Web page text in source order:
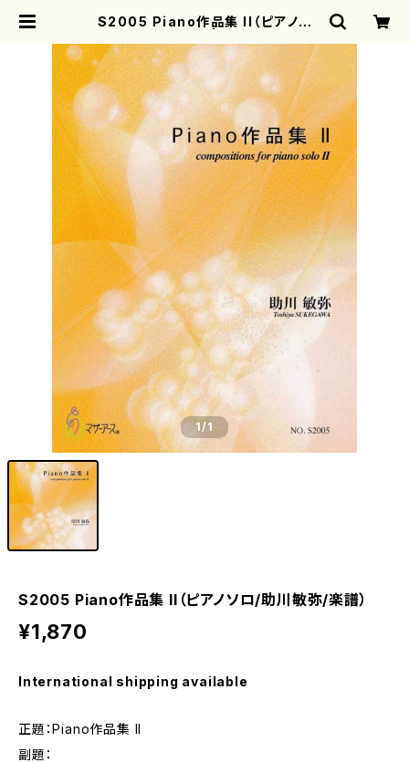
S2005 Piano作品集 II（ピアノソ
1/1
S2005 Piano作品集 II（ピアノソロ/助川敏弥/楽譜）
¥1,870
International shipping available
正題：Piano作品集 II
副題：